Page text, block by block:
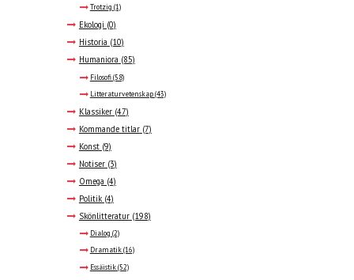
Trotzig (1)
Ekologi (0)
Historia (10)
Humaniora (85)
Filosofi(58)
Litteraturvetenskap(43)
Klassiker (47)
Kommande titlar (7)
Konst (9)
Notiser (3)
Omega (4)
Politik (4)
Skönlitteratur (198)
Dialog (2)
Dramatik(16)
Essäistik(52)